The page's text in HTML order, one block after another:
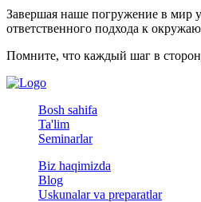
Завершая наше погружение в мир
ответственного подхода к
Помните, что каждый шаг в
Bosh sahifa
Ta'lim
Seminarlar
Biz haqimizda
Blog
Uskunalar va preparatlar